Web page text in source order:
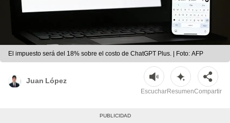
El impuesto será del 18% sobre el costo de ChatGPT Plus. | Foto: AFP
Juan López
EscucharResumenCompartir